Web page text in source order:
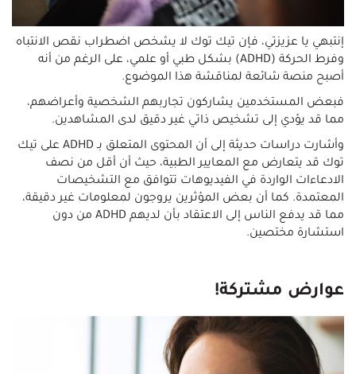
إنتبهي يا عزيزتي، فإن تيك توك لا يشخص اضطراب نقص الانتباه
وفرط الحركة (ADHD) بشكل طبي أو علمي، على الرغم من أنه
أصبح منصة شائعة لمناقشة هذا الموضوع.
فبعض المستخدمين يشاركون تجاربهم الشخصية وأعراضهم،
مما قد يؤدي إلى تشخيص ذاتي غير دقيق لدى المشاهدين.
وأشارت دراسات حديثة إلى أن المحتوى المتعلق بـ ADHD على تيك
توك قد يتعارض مع المعايير الطبية، حيث أن أقل من نصف
الادعاءات الواردة في الفيديوهات تتوافق مع التشخيصات
المعتمدة. كما أن بعض المؤثرين يروجون لمعلومات غير دقيقة،
مما قد يدفع الناس إلى الاعتقاد بأن لديهم ADHD من دون
استشارة مختصين.
عوارض مشتركة!